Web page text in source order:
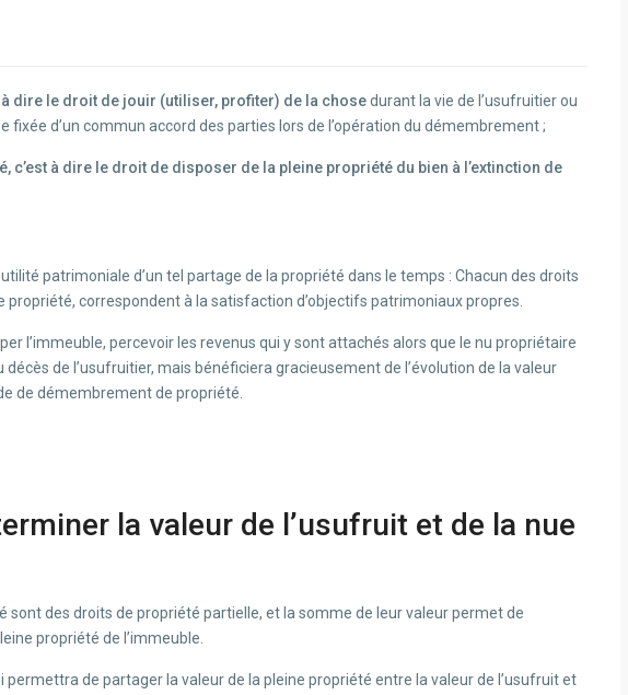
à dire le droit de jouir (utiliser, profiter) de la chosedurant la vie de l’usufruitier ou
fixée d’un commun accord des parties lors de l’opération du démembrement ;
c’est à dire le droit de disposer de la pleine propriété du bien à l’extinction de
patrimoniale d’un tel partage de la propriété dans le temps : Chacun des droits
correspondent à la satisfaction d’objectifs patrimoniaux propres.
l’immeuble, percevoir les revenus qui y sont attachés alors que le nu propriétaire
décès de l’usufruitier, mais bénéficiera gracieusement de l’évolution de la valeur
de démembrement de propriété.
la valeur de l’usufruit et de la nue
sont des droits de propriété partielle, et la somme de leur valeur permet de
propriété de l’immeuble.
permettra de partager la valeur de la pleine propriété entre la valeur de l’usufruit et